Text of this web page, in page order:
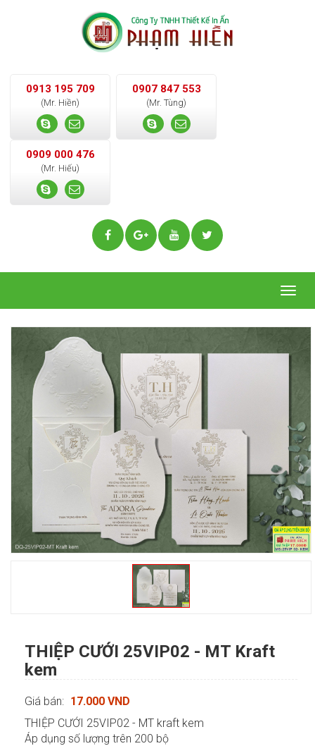
0913 195 709
(Mr. Hiền)
0907 847 553
(Mr. Tùng)
0909 000 476
(Mr. Hiếu)
THIỆP CƯỚI 25VIP02 - MT Kraft
kem
Giá bán: 17.000 VND
THIỆP CƯỚI 25VIP02 - MT kraft kem
Áp dụng số lượng trên 200 bộ